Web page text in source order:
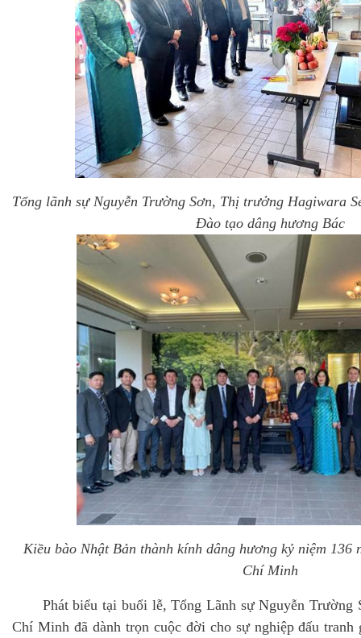
Tổng lãnh sự Nguyễn Trường Sơn, Thị trưởng Hagiwara
Đào tạo dâng hương Bác
Kiều bào Nhật Bản thành kính dâng hương kỷ niệm 136
Chí Minh
Phát biểu tại buổi lễ, Tổng Lãnh sự Nguyễn Trường
Chí Minh đã dành trọn cuộc đời cho sự nghiệp đấu